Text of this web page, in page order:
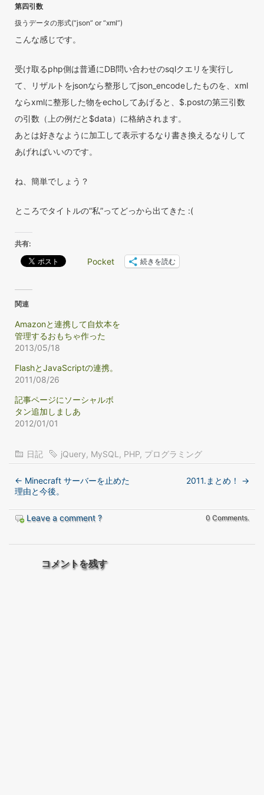
第四引数
扱うデータの形式(“json” or “xml”)
こんな感じです。
受け取るphp側は普通にDB問い合わせのsqlクエリを実行し
て、リザルトをjsonなら整形してjson_encodeしたものを、xml
ならxmlに整形した物をechoしてあげると、$.postの第三引数
の引数（上の例だと$data）に格納されます。
あとは好きなように加工して表示するなり書き換えるなりして
あげればいいのです。
ね、簡単でしょう？
ところでタイトルの”私”ってどっから出てきた :(
共有:
Pocket 続きを読む
関連
Amazonと連携して自炊本を
管理するおもちゃ作った
2013/05/18
FlashとJavaScriptの連携。
2011/08/26
記事ページにソーシャルボ
タン追加しましあ
2012/01/01
日記 jQuery, MySQL , PHP, プログラミング
← Minecraft サーバーを止めた
理由と今後。
2011.まとめ！ →
Leave a comment ? 0 Comments.
コメントを残す